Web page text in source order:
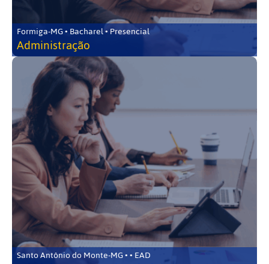
Formiga-MG • Bacharel • Presencial
Administração
Santo Antônio do Monte-MG • • EAD